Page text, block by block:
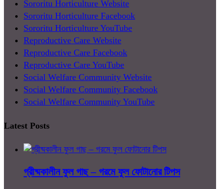
Sororitu Horticulture Website
Sororitu Horticulture Facebook
Sororitu Horticulture YouTube
Reproductive Care Website
Reproductive Care Facebook
Reproductive Care YouTube
Social Welfare Community Website
Social Welfare Community Facebook
Social Welfare Community YouTube
Latest Posts
গ্রীষ্মকালীন ফুল গাছ – গরমে ফুল ফোটানোর টিপস